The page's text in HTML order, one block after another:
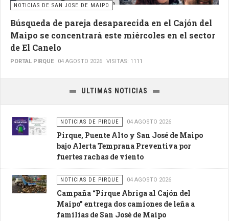
NOTICIAS DE SAN JOSE DE MAIPO
Búsqueda de pareja desaparecida en el Cajón del
Maipo se concentrará este miércoles en el sector
de El Canelo
PORTAL PIRQUE 04 AGOSTO 2026 VISITAS: 1111
ULTIMAS NOTICIAS
NOTICIAS DE PIRQUE 04 AGOSTO 2026
Pirque, Puente Alto y San José de Maipo
bajo Alerta Temprana Preventiva por
fuertes rachas de viento
NOTICIAS DE PIRQUE 04 AGOSTO 2026
Campaña “Pirque Abriga al Cajón del
Maipo” entrega dos camiones de leña a
familias de San José de Maipo